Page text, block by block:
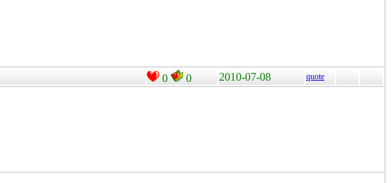
0 0 2010-07-08 quote